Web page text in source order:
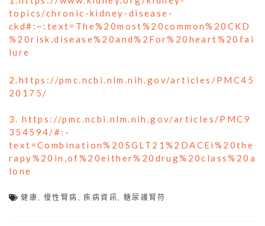
topics/chronic-kidney-disease-
ckd#:~:text=The%20most%20common%20CKD
%20risk,disease%20and%2For%20heart%20fai
lure
2.https://pmc.ncbi.nlm.nih.gov/articles/PMC45
20175/
3. .https://pmc.ncbi.nlm.nih.gov/articles/PMC9
354594/#:-
text=Combination%20SGLT21%2DACEi%20the
rapy%20in,of%20either%20drug%20class%20a
lone
健康 ,慢性腎病 ,疾病資訊 糖尿護腎符